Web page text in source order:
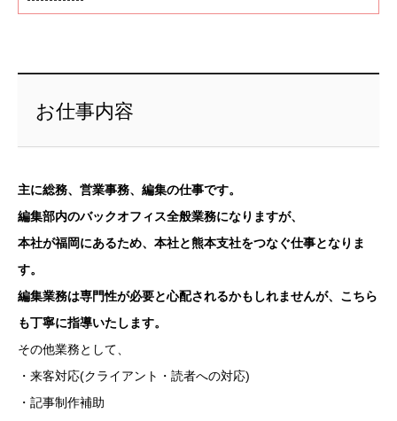
お仕事内容
主に総務、営業事務、編集の仕事です。
編集部内のバックオフィス全般業務になりますが、
本社が福岡にあるため、本社と熊本支社をつなぐ仕事となりま
す。
編集業務は専門性が必要と心配されるかもしれませんが、こちら
も丁寧に指導いたします。
その他業務として、
・来客対応(クライアント・読者への対応)
・記事制作補助